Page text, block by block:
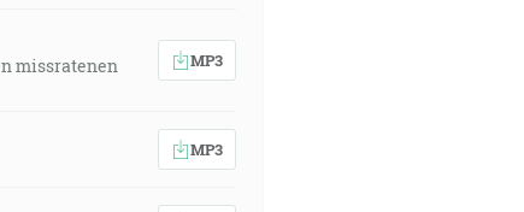
missratenen
MP3
MP3